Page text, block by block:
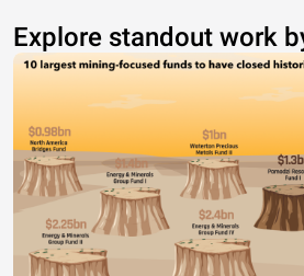
Explore standout work